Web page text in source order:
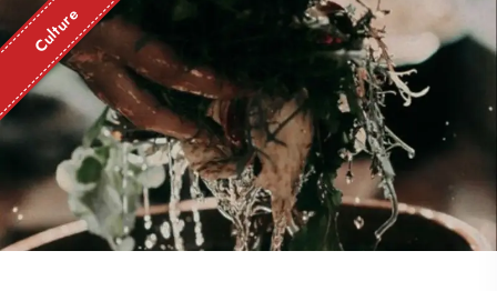
Culture